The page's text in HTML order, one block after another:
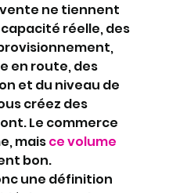
ne tiennent
réelle, des
en route, des
et du niveau de
créez des
Le commerce
mais ce volume
bon.
une définition